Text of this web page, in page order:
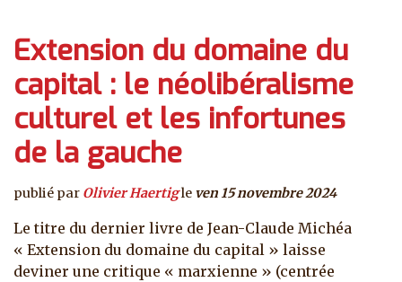
Extension du domaine du
capital : le néolibéralisme
culturel et les infortunes
de la gauche
publié par Olivier Haertigle ven 15 novembre 2024
Le titre du dernier livre de Jean-Claude Michéa
« Extension du domaine du capital » laisse
deviner une critique « marxienne » (centrée